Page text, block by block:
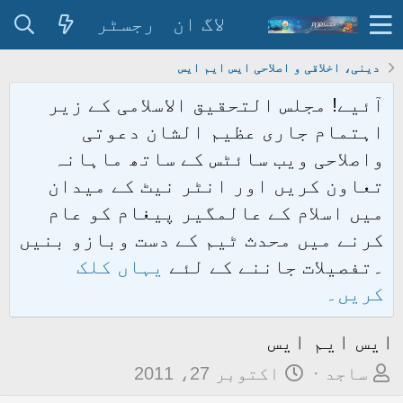
لاگ ان رجسٹر
دینی، اخلاقی و اصلاحی ایس ایم ایس
آئیے! مجلس التحقیق الاسلامی کے زیر
اہتمام جاری عظیم الشان دعوتی
واصلاحی ویب سائٹس کے ساتھ ماہانہ
تعاون کریں اور انٹر نیٹ کے میدان
میں اسلام کے عالمگیر پیغام کو عام
کرنے میں محدث ٹیم کے دست وبازو بنیں
۔تفصیلات جاننے کے لئے یہاں کلک
کریں۔
ایس ایم ایس
م
ساجد
تاکتوبر 27، 2011